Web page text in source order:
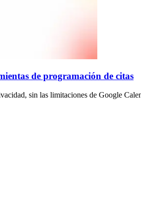
de programación de citas
sin las limitaciones de Google